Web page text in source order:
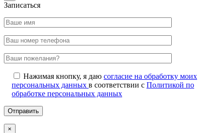
Записаться
Нажимая кнопку, я даю согласие на обработку моих
персональных данных в соответствии с Политикой по
обработке персональных данных
×